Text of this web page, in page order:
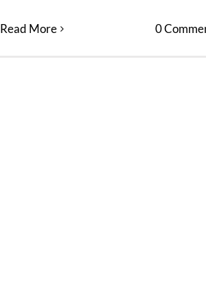
Read More 0